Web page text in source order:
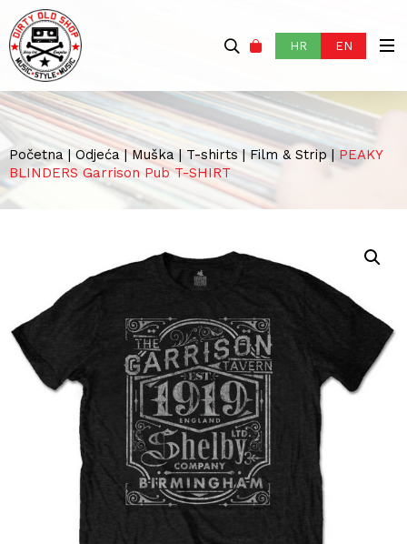
HR EN
Početna | Odjeća|Muška |T-shirts |Film & Strip| PEAKY
BLINDERS Garrison Pub T-SHIRT